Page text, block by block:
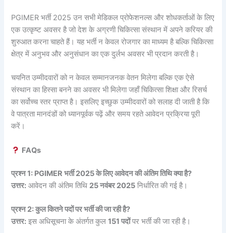
PGIMER भर्ती 2025 उन सभी मेडिकल प्रोफेशनल्स और शोधकर्ताओं के लिए
एक उत्कृष्ट अवसर है जो देश के अग्रणी चिकित्सा संस्थान में अपने करियर की
शुरुआत करना चाहते हैं। यह भर्ती न केवल रोजगार का माध्यम है बल्कि चिकित्सा
क्षेत्र में अनुभव और अनुसंधान का एक दुर्लभ अवसर भी प्रदान करती है।
चयनित उम्मीदवारों को न केवल सम्मानजनक वेतन मिलेगा बल्कि एक ऐसे
संस्थान का हिस्सा बनने का अवसर भी मिलेगा जहाँ चिकित्सा शिक्षा और रिसर्च
का सर्वोच्च स्तर प्राप्त है। इसलिए इच्छुक उम्मीदवारों को सलाह दी जाती है कि
वे पात्रता मानदंडों को ध्यानपूर्वक पढ़ें और समय रहते आवेदन प्रक्रिया पूरी
करें।
FAQs
प्रश्न 1: PGIMER भर्ती 2025 के लिए आवेदन की अंतिम तिथि क्या है?
उत्तर: आवेदन की अंतिम तिथि 25 नवंबर 2025 निर्धारित की गई है।
प्रश्न 2: कुल कितने पदों पर भर्ती की जा रही है?
उत्तर: इस अधिसूचना के अंतर्गत कुल151 पदोंपर भर्ती की जा रही है।